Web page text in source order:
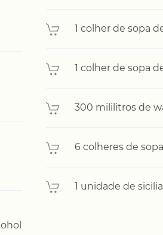
1 colher de sopa
1 colher de sopa
300 mililitros de
6 colheres de
1 unidade de